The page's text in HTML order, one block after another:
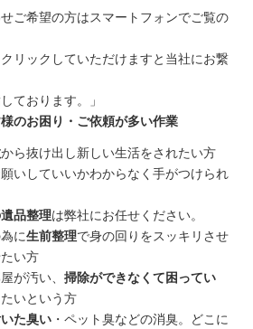
ご希望の方はスマートフォンでご覧の
リックしていただけますと当社にお繋
ております。」
のお困り・ご依頼が多い作業
から抜け出し新しい生活をされたい方
いしていいかわからなく手がつけられ
品整理は弊社にお任せください。
に生前整理で身の回りをスッキリさせ
い方
が汚い、 掃除ができなくて困ってい
いという方
た臭い ・ペット臭などの消臭。どこに